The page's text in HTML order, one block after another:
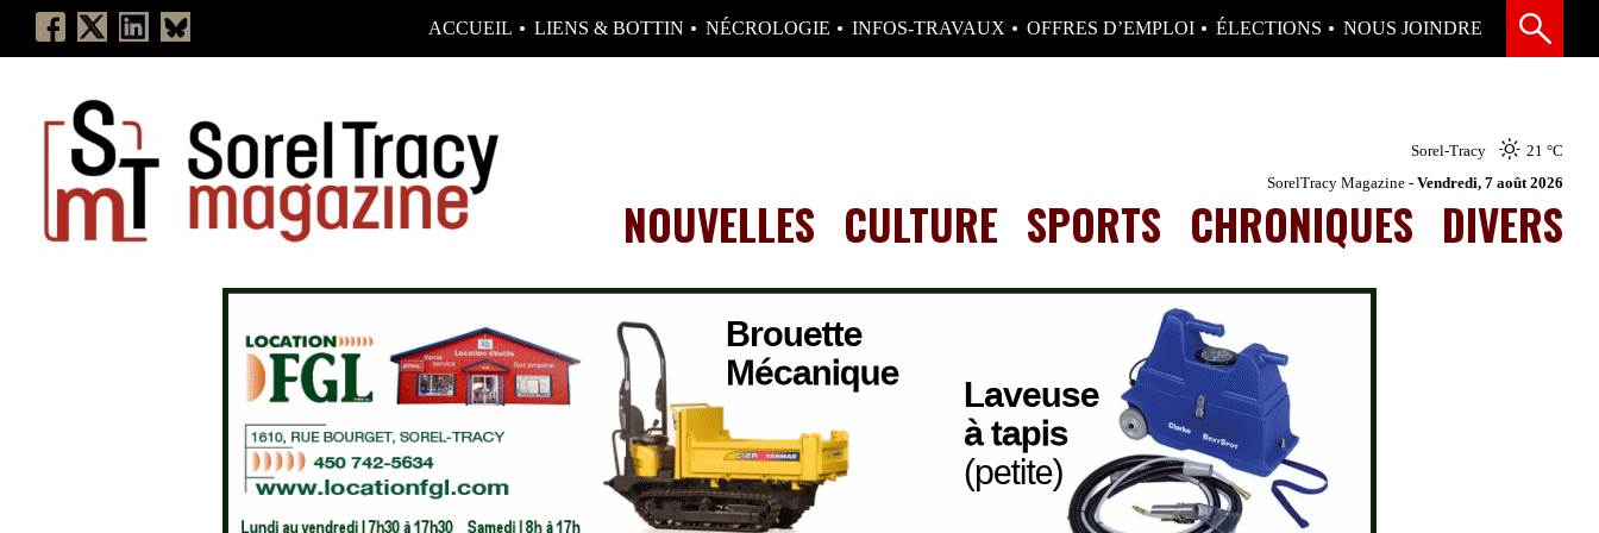
ACCUEIL LIENS & BOTTIN NÉCROLOGIE INFOS-TRAVAUX OFFRES D’EMPLOI ÉLECTIONS NOUS JOINDRE
Sorel-Tracy 21 °C
SorelTracy Magazine - Vendredi, 7 août 2026
NOUVELLES CULTURE SPORTS CHRONIQUES DIVERS